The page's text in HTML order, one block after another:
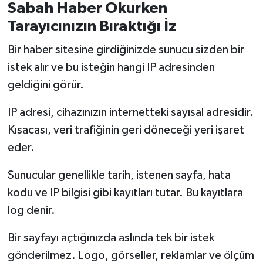
Sabah Haber Okurken
Tarayıcınızın Bıraktığı İz
Bir haber sitesine girdiğinizde sunucu sizden bir
istek alır ve bu isteğin hangi IP adresinden
geldiğini görür.
IP adresi, cihazınızın internetteki sayısal adresidir.
Kısacası, veri trafiğinin geri döneceği yeri işaret
eder.
Sunucular genellikle tarih, istenen sayfa, hata
kodu ve IP bilgisi gibi kayıtları tutar. Bu kayıtlara
log denir.
Bir sayfayı açtığınızda aslında tek bir istek
gönderilmez. Logo, görseller, reklamlar ve ölçüm